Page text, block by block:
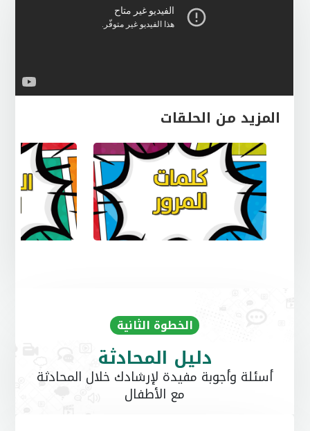
المزيد من الحلقات
الخطوة الثانية
دليل المحادثة
أسئلة وأجوبة مفيدة لإرشادك خلال المحادثة
مع الأطفال